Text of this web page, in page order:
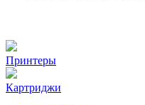
Принтеры
Картриджи